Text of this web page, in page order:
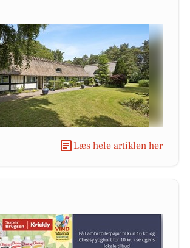
Læs hele artiklen her